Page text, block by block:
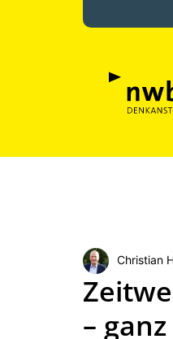
Christian
–